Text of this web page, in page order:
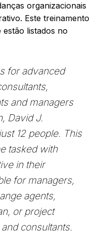
organizacionais
Este treinamento
listados no
for advanced
and managers
David J.
12 people. This
tasked with
in their
for managers,
agents,
or project
consultants.